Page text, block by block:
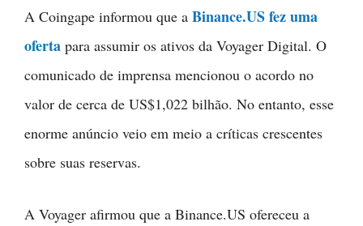
A Coingape informou que a Binance.US fez uma
oferta para assumir os ativos da Voyager Digital. O
comunicado de imprensa mencionou o acordo no
valor de cerca de US$1,022 bilhão. No entanto, esse
enorme anúncio veio em meio a críticas crescentes
sobre suas reservas.
A Voyager afirmou que a Binance.US ofereceu a